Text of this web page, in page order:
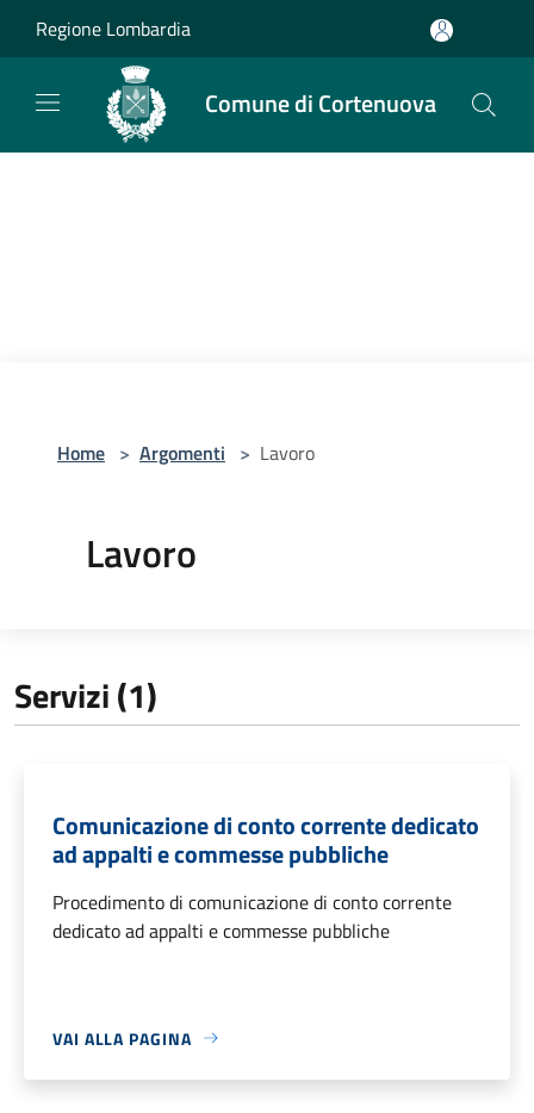
Regione Lombardia
Comune di Cortenuova
Home > Argomenti > Lavoro
Lavoro
Servizi (1)
Comunicazione di conto corrente dedicato
ad appalti e commesse pubbliche
Procedimento di comunicazione di conto corrente
dedicato ad appalti e commesse pubbliche
VAI ALLA PAGINA